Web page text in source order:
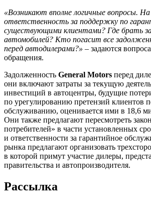
«Возникают вполне логичные вопросы.
ответственность за поддержку по
существующими клиентами? Где брать
автомобилей? Кто погасит все
перед автодилерами?» – задаются
обращения.
Задолженность General Motors перед
они включают затраты за текущую
инвестиций в автоцентры, будущие
по урегулированию претензий клиентов
обслуживанию, оценивается ими в 18,6
Они также предлагают пересмотреть
потребителей» в части установленных
и ответственности за гарантийное
рынка предлагают организовать
в которой примут участие дилеры,
правительства и автопроизводителя.
Рассылка